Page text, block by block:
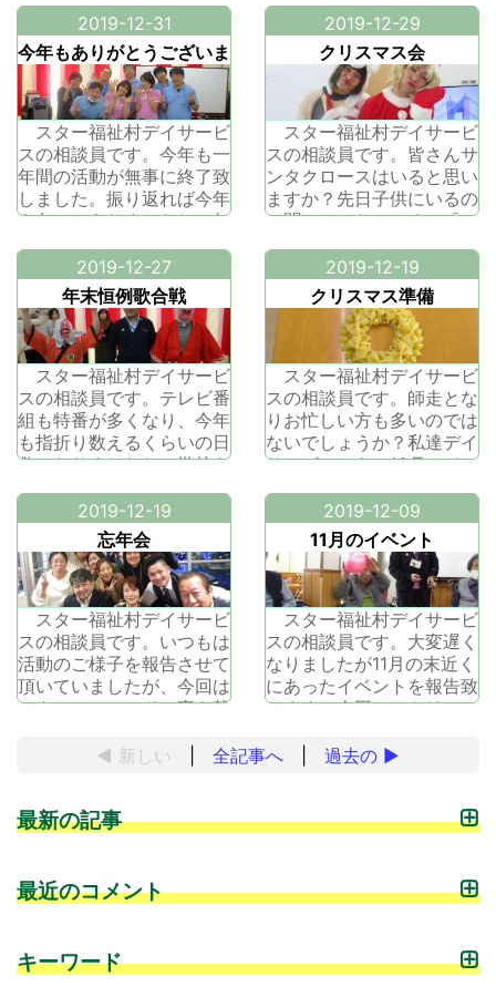
2019-12-31
今年もありがとうございま
した。
スター福祉村デイサービ
スの相談員です。今年も一
年間の活動が無事に終了致
しました。振り返れば今年
も色々とありましたね。年
雨、火災等嬉しくないニュ
ースもございましたが、こ
こデイサービスではいつも
笑いに溢れ、本日今年最後
のご利用者様方からは、
「ここに来れて本当に良か
った」と最高の
2019-12-29
クリスマス会
スター福祉村デイサービ
スの相談員です。皆さんサ
ンタクロースはいると思い
ますか？先日子供にいるの
か聞いてみたところ、「い
が覚めたらプレゼントを置
いてくれているもん。お手
紙も読んでくれてなくなっ
ているよ。」と言っていま
した。公認のサンタはいま
すが、実際お話で聞くよう
なサンタは誰
2019-12-27
年末恒例歌合戦
スター福祉村デイサービ
スの相談員です。テレビ番
組も特番が多くなり、今年
も指折り数えるくらいの日
数になりましたね。学校も
やかな時間が増えていま
す。寒さもなんのその朝か
ら外に遊びに出かけ、お昼
に帰ってきたかと思えばご
飯を食べたらまた出かけ
る、のパターン。宿題もや
ってよ～、と最後
2019-12-19
クリスマス準備
スター福祉村デイサービ
スの相談員です。師走とな
りお忙しい方も多いのでは
ないでしょうか？私達デイ
サービスでも、12月はイ
す。ご利用者様が協力して
下さり、職員だけでなく、
ご利用者様も一緒に盛り上
て頂いています。こういっ
た、年末を皆で盛り上げ過
ごしていく様子は本当にい
いものですね。
2019-12-19
忘年会
スター福祉村デイサービ
スの相談員です。いつもは
活動のご様子を報告させて
頂いていましたが、今回は
スターフィールドの事を載
イトルでお察しの通り、某
年の頑張りをねぎらって下
た雰囲気に楽
2019-12-09
11月のイベント
スター福祉村デイサービ
スの相談員です。大変遅く
なりましたが11月の末近く
にあったイベントを報告致
します。今回はレクリエー
ア、工場見学と盛り沢山で
一杯動かされていました。
◀ 新しい 全記事へ 過去の ▶
最新の記事
最近のコメント
キーワード